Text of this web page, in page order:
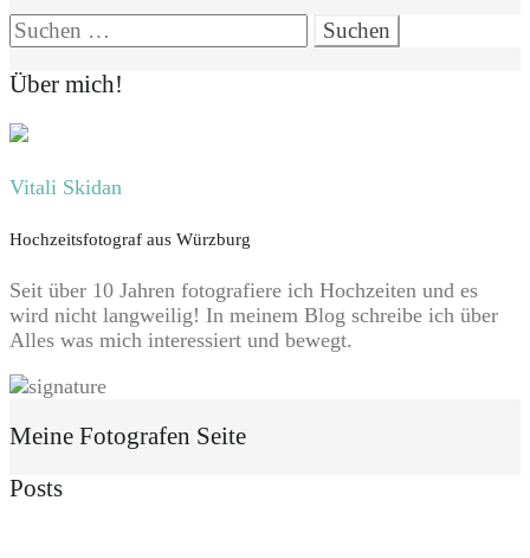
Suchen
nach:
Über mich!
Vitali Skidan
Hochzeitsfotograf aus Würzburg
Seit über 10 Jahren fotografiere ich Hochzeiten und es
wird nicht langweilig! In meinem Blog schreibe ich über
Alles was mich interessiert und bewegt.
Meine Fotografen Seite
Posts